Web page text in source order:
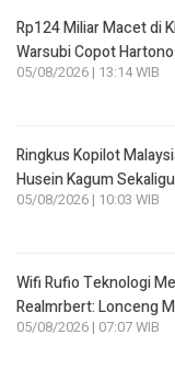
Rp124 Miliar Macet di
Warsubi Copot
05/08/2026 | 13:14 WIB
Ringkus Kopilot
Husein Kagum
05/08/2026 | 10:03 WIB
Wifi Rufio Teknologi
Realmrbert: Lonceng
05/08/2026 | 07:07 WIB